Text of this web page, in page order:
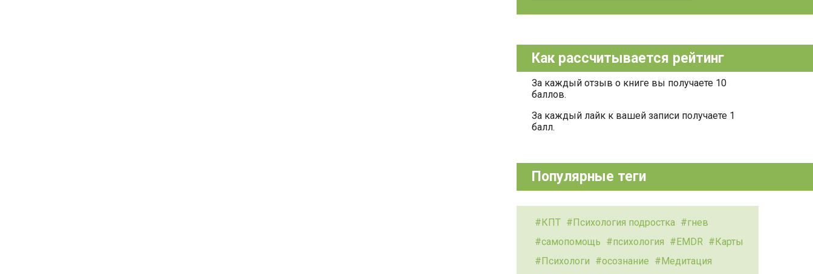
Как рассчитывается рейтинг
За каждый отзыв о книге вы получаете 10
баллов.
За каждый лайк к вашей записи получаете 1
балл.
Популярные теги
КПТ Психология подростка
гнев
самопомощь
психология EMDR
Карты
Психологи
осознание
Медитация